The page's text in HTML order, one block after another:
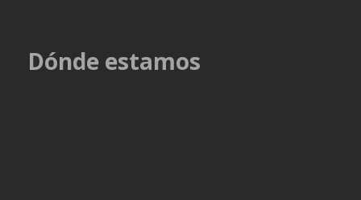
Dónde estamos